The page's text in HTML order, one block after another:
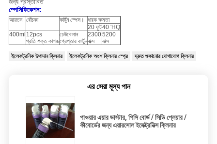
জন্য প্রস্তাবিত
স্পেসিফিকেশন:
আয়তন বোঁচকা কার্টুন স্পেস।
ধারক ক্ষমতা
20 ফুট40 'HQ
400ml 12pcs
প্রতি শক্ত কাগজ
ঢেউখেলান
গ্রেপ্তার কার্টুন
2300
বাক্স
5200
বাক্স
ইলেকট্রনিক উপাদান ক্লিনার ইলেকট্রনিক অংশ ক্লিনার স্প্রে দ্রুত শুকানোর যোগাযোগ ক্লিনার
এর সেরা মূল্য পান
পাওয়ার এয়ার ডাস্টার, পিসি বোর্ড / সিডি প্লেয়ার /
কীবোর্ডের জন্য এয়ারসোল ইলেক্ট্রনিক্স ক্লিনার